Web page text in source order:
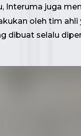
Interuma juga
oleh tim
dibuat selalu